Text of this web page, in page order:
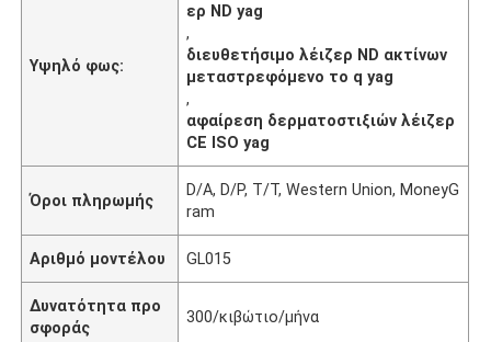
Υψηλό φως:
ερ ND yag
,
διευθετήσιμο λέιζερ ND ακτίνων
μεταστρεφόμενο το q yag
,
αφαίρεση δερματοστιξιών λέιζερ
CE ISO yag
Όροι πληρωμής
D/A, D/P, T/T, Western Union, MoneyG
ram
Αριθμό μοντέλου GL015
Δυνατότητα προ
σφοράς
300/κιβώτιο/μήνα